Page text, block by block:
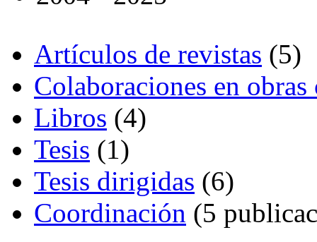
Artículos de revistas (5)
Colaboraciones en
Libros (4)
Tesis (1)
Tesis dirigidas (6)
Coordinación (5